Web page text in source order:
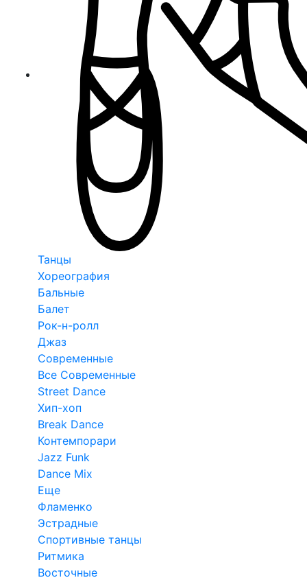
Танцы
Хореография
Бальные
Балет
Рок-н-ролл
Джаз
Современные
Все Современные
Street Dance
Хип-хоп
Break Dance
Контемпорари
Jazz Funk
Dance Mix
Еще
Фламенко
Эстрадные
Спортивные танцы
Ритмика
Восточные